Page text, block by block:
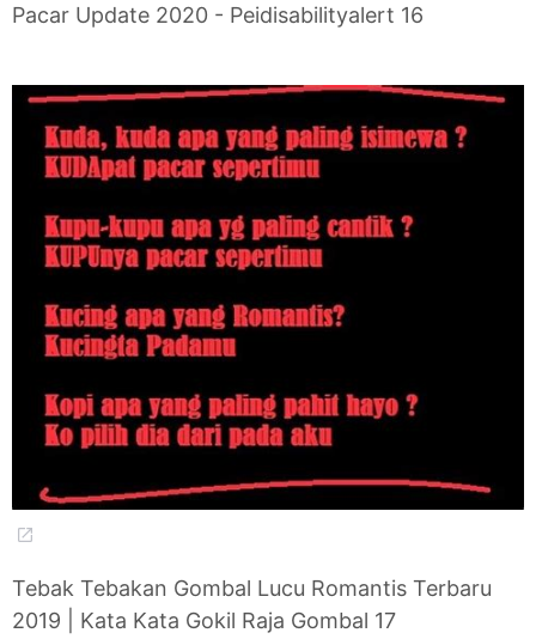
Pacar Update 2020 - Peidisabilityalert 16
Tebak Tebakan Gombal Lucu Romantis Terbaru
2019 | Kata Kata Gokil Raja Gombal 17